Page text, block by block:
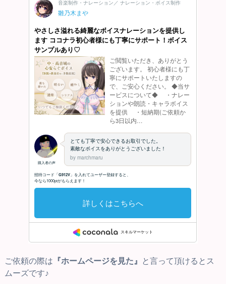
ご依頼の際は 『ホームページを見た』
と言って頂けるとス
ムーズです♪